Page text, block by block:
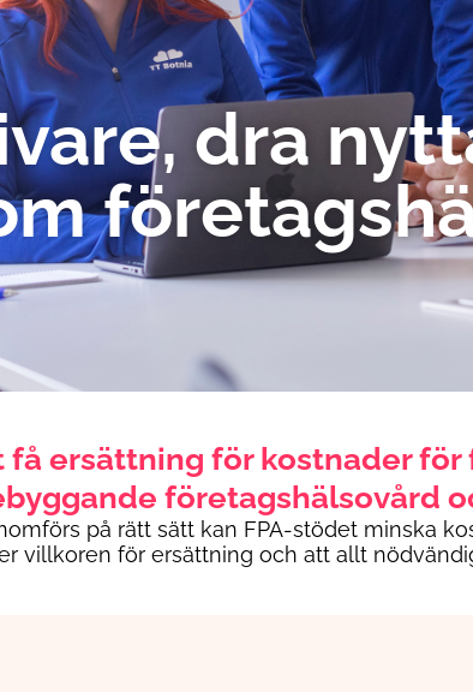
dra
ersättning för kostnader för
företagshälsovård
på rätt sätt kan FPA-stödet minska
villkoren för ersättning och att allt